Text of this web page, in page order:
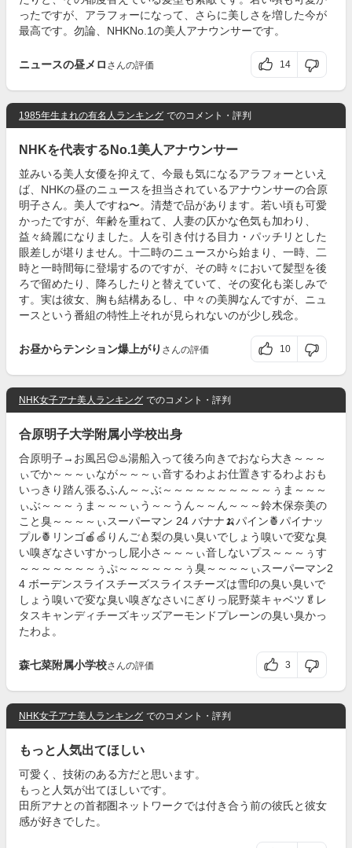
ったですが、アラフォーになって、さらに美しさを増した今が
最高です。勿論、NHKNo.1の美人アナウンサーです。
ニュースの昼メロ さんの評価 14
1985年生まれの有名人ランキング でのコメント・評判
NHKを代表するNo.1美人アナウンサー
並みいる美人女優を抑えて、今最も気になるアラフォーといえ
ば、NHKの昼のニュースを担当されているアナウンサーの合原
明子さん。美人ですね〜。清楚で品があります。若い頃も可愛
かったですが、年齢を重ねて、人妻の仄かな色気も加わり、
益々綺麗になりました。人を引き付ける目力・パッチリとした
眼差しが堪りません。十二時のニュースから始まり、一時、二
時と一時間毎に登場するのですが、その時々において髪型を後
ろで留めたり、降ろしたりと替えていて、その変化も楽しみで
す。実は彼女、胸も結構あるし、中々の美脚なんですが、ニュ
ースという番組の特性上それが見られないのが少し残念。
お昼からテンション爆上がり さんの評価 10
NHK女子アナ美人ランキング でのコメント・評判
合原明子大学附属小学校出身
合原明子→お風呂😌♨️湯船入って後ろ向きでおなら大き～～～
ぃでか～～～ぃなが～～～ぃ音するわよお仕置きするわよおも
いっきり踏ん張るふん～～ぶ～～～～～～～～～～ぅま～～～
ぃぶ～～～ぅま～～～ぃう～～うん～～ん～～～鈴木保奈美の
こと臭～～～～ぃスーパーマン 24 バナナ🍌パイン🍍パイナッ
プル🍍リンゴ🍎🍏りんご🍐梨の臭い臭いでしょう嗅いで変な臭
い嗅ぎなさいすかっし屁小さ～～～ぃ音しないプス～～～ぅす
～～～～～～～ぅぷ～～～～～～ぅ臭～～～～ぃスーパーマン2
4 ボーデンスライスチーズスライスチーズは雪印の臭い臭いで
しょう嗅いで変な臭い嗅ぎなさいにぎりっ屁野菜キャベツ🥬レ
タスキャンディチーズキッズアーモンドプレーンの臭い臭かっ
たわよ。
森七菜附属小学校さんの評価 3
NHK女子アナ美人ランキング でのコメント・評判
もっと人気出てほしい
可愛く、技術のある方だと思います。
もっと人気が出てほしいです。
田所アナとの首都圏ネットワークでは付き合う前の彼氏と彼女
感が好きでした。